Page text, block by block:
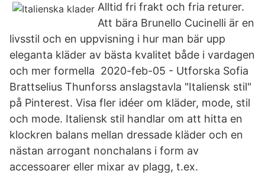
Alltid fri frakt och fria returer.
Att bära Brunello Cucinelli är en
livsstil och en uppvisning i hur man bär upp
eleganta kläder av bästa kvalitet både i vardagen
och mer formella 2020-feb-05 - Utforska Sofia
Brattselius Thunforss anslagstavla "Italiensk stil"
på Pinterest. Visa fler idéer om kläder, mode, stil
och mode. Italiensk stil handlar om att hitta en
klockren balans mellan dressade kläder och en
nästan arrogant nonchalans i form av
accessoarer eller mixar av plagg, t.ex.